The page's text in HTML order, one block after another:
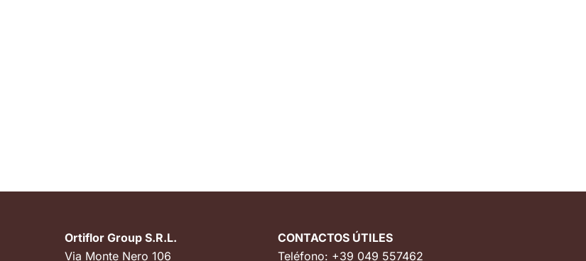
Ortiflor Group S.R.L.
Via Monte Nero 106
CONTACTOS ÚTILES
Teléfono: +39 049 557462